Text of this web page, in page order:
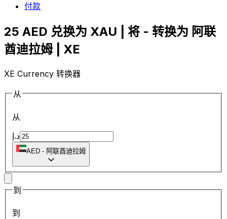
付款
25 AED 兑换为 XAU | 将 - 转换为 阿联
酋迪拉姆 | XE
XE Currency 转换器
从
从
د.إ
AED - 阿联酋迪拉姆
到
到